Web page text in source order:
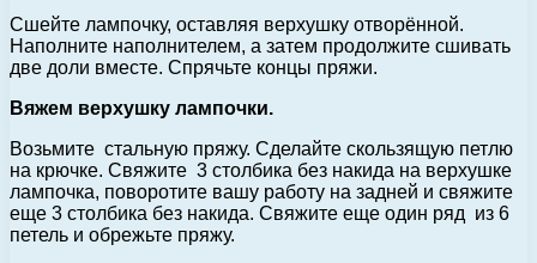
Сшейте лампочку, оставляя верхушку отворённой.
Наполните наполнителем, а затем продолжите сшивать
две доли вместе. Спрячьте концы пряжи.
Вяжем верхушку лампочки.
Возьмите стальную пряжу. Сделайте скользящую петлю
на крючке. Свяжите 3 столбика без накида на верхушке
лампочка, поворотите вашу работу на задней и свяжите
еще 3 столбика без накида. Свяжите еще один ряд из 6
петель и обрежьте пряжу.